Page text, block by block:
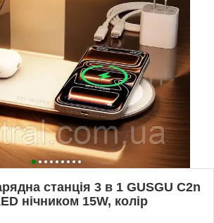
станція 3 в 1 GUSGU C2n
нічником 15W, колір